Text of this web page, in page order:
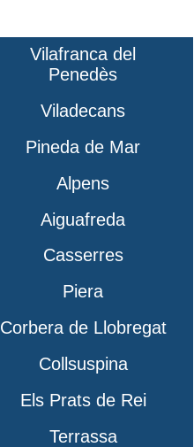
Vilafranca del
Penedès
Viladecans
Pineda de Mar
Alpens
Aiguafreda
Casserres
Piera
Corbera de Llobregat
Collsuspina
Els Prats de Rei
Terrassa